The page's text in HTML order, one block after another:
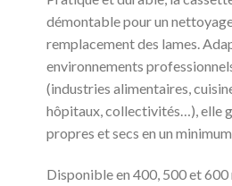
démontable pour un
remplacement des lames.
environnements
(industries alimentaires,
hôpitaux, collectivités…), elle
propres et secs en un
Disponible en 400, 500 et 600